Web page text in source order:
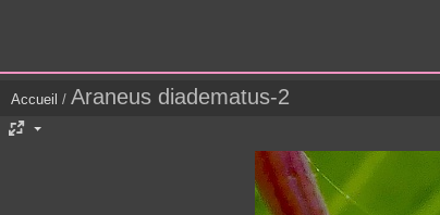
Accueil / Araneus diadematus-2